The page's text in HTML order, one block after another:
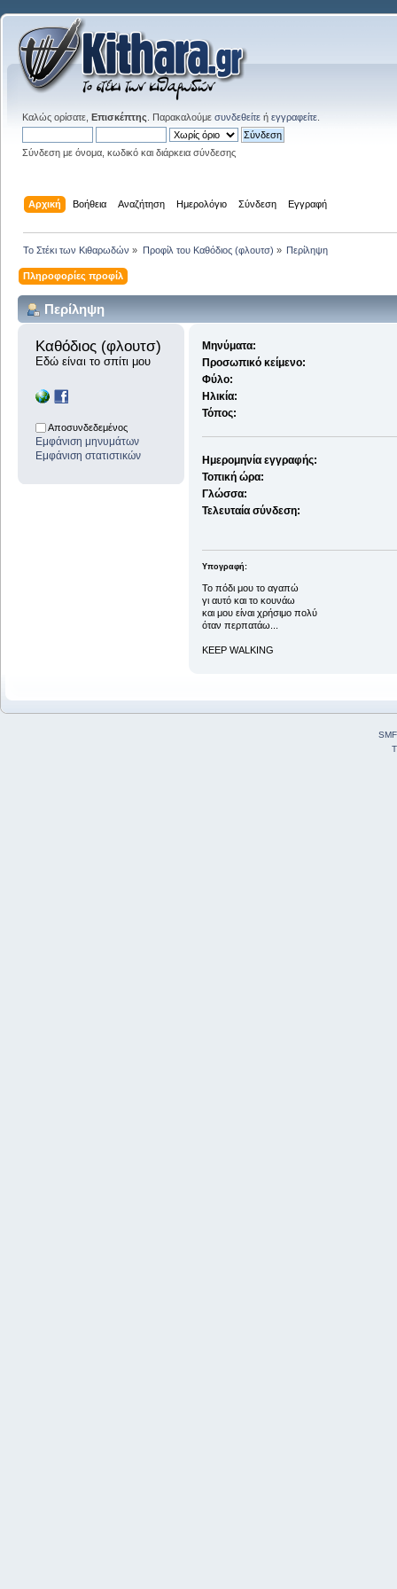
Καλώς ορίσατε, Επισκέπτης . Παρακαλούμε συνδεθείτε ή εγγραφείτε
Σύνδεση με όνομα, κωδικό και διάρκεια σύνδεσης
Αρχική Βοήθεια Αναζήτηση Ημερολόγιο Σύνδεση Εγγραφή
Το Στέκι των Κιθαρωδών » Προφίλ του Καθόδιος (φλουτσ) » Περίληψη
Πληροφορίες προφίλ
Περίληψη
Καθόδιος (φλουτσ)
Εδώ είναι το σπίτι μου
Αποσυνδεδεμένος
Εμφάνιση μηνυμάτων
Εμφάνιση στατιστικών
Μηνύματα:
Προσωπικό κείμενο:
Φύλο:
Ηλικία:
Τόπος:
Ημερομηνία εγγραφής:
Τοπική ώρα:
Γλώσσα:
Τελευταία σύνδεση:
Υπογραφή:
To πόδι μου το αγαπώ
γι αυτό και το κουνάω
και μου είναι χρήσιμο πολύ
όταν περπατάω...
KEEP WALKING